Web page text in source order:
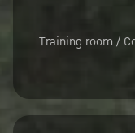
Training room /